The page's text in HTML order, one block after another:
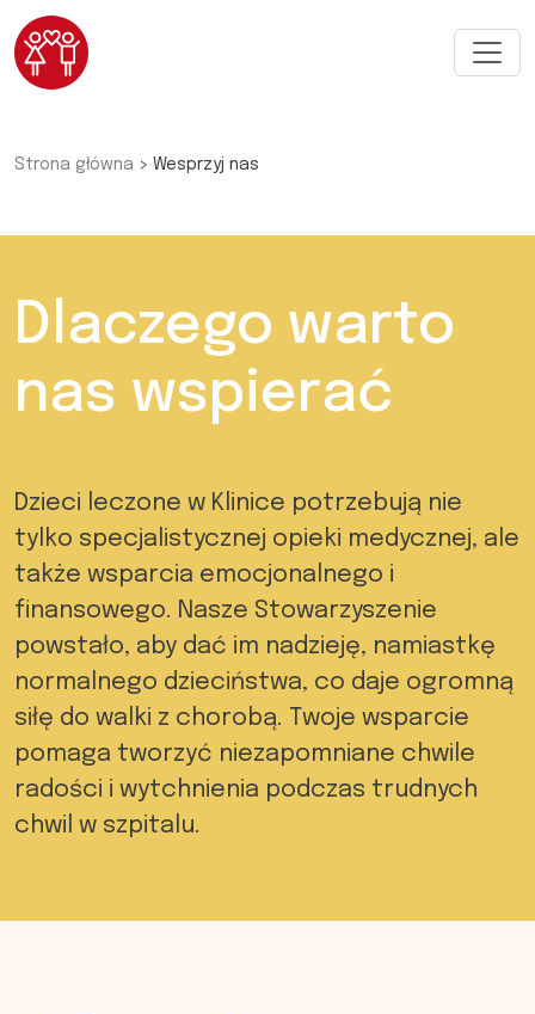
Przejdź do głównej treści
Strona główna > Wesprzyj nas
Dlaczego warto
nas wspierać
Dzieci leczone w Klinice potrzebują nie
tylko specjalistycznej opieki medycznej, ale
także wsparcia emocjonalnego i
finansowego. Nasze Stowarzyszenie
powstało, aby dać im nadzieję, namiastkę
normalnego dzieciństwa, co daje ogromną
siłę do walki z chorobą. Twoje wsparcie
pomaga tworzyć niezapomniane chwile
radości i wytchnienia podczas trudnych
chwil w szpitalu.